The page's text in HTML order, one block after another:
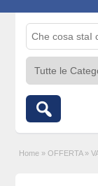
Home » OFFERTA »